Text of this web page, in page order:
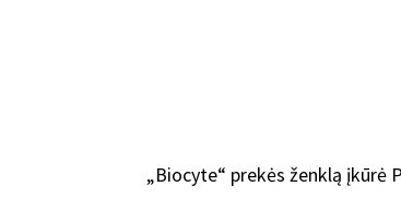
„Biocyte“ prekės ženklą įkūrė